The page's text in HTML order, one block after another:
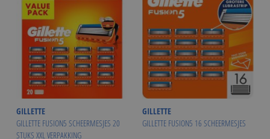
GILLETTE
GILLETTE FUSION5 SCHEERMESJES 20
STUKS XXL VERPAKKING
GILLETTE
GILLETTE FUSION5 16 SCHEERMESJES